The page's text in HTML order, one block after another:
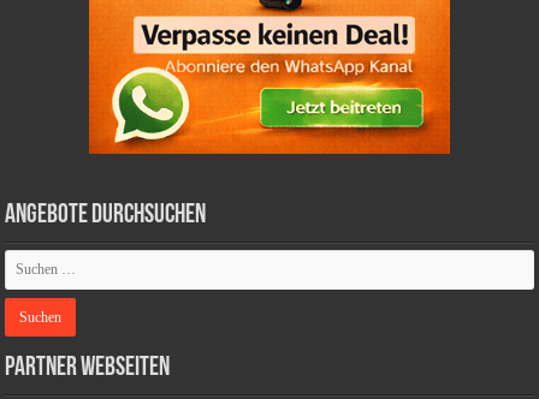
Angebote durchsuchen
Partner Webseiten